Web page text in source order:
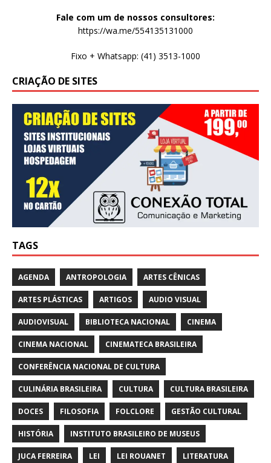
Fale com um de nossos consultores:
https://wa.me/554135131000
Fixo + Whatsapp: (41) 3513-1000
CRIAÇÃO DE SITES
TAGS
AGENDA ANTROPOLOGIA ARTES CÊNICAS
ARTES PLÁSTICAS ARTIGOS AUDIO VISUAL
AUDIOVISUAL BIBLIOTECA NACIONAL CINEMA
CINEMA NACIONAL CINEMATECA BRASILEIRA
CONFERÊNCIA NACIONAL DE CULTURA
CULINÁRIA BRASILEIRA CULTURA CULTURA BRASILEIRA
DOCES FILOSOFIA FOLCLORE GESTÃO CULTURAL
HISTÓRIA INSTITUTO BRASILEIRO DE MUSEUS
JUCA FERREIRA LEI LEI ROUANET LITERATURA